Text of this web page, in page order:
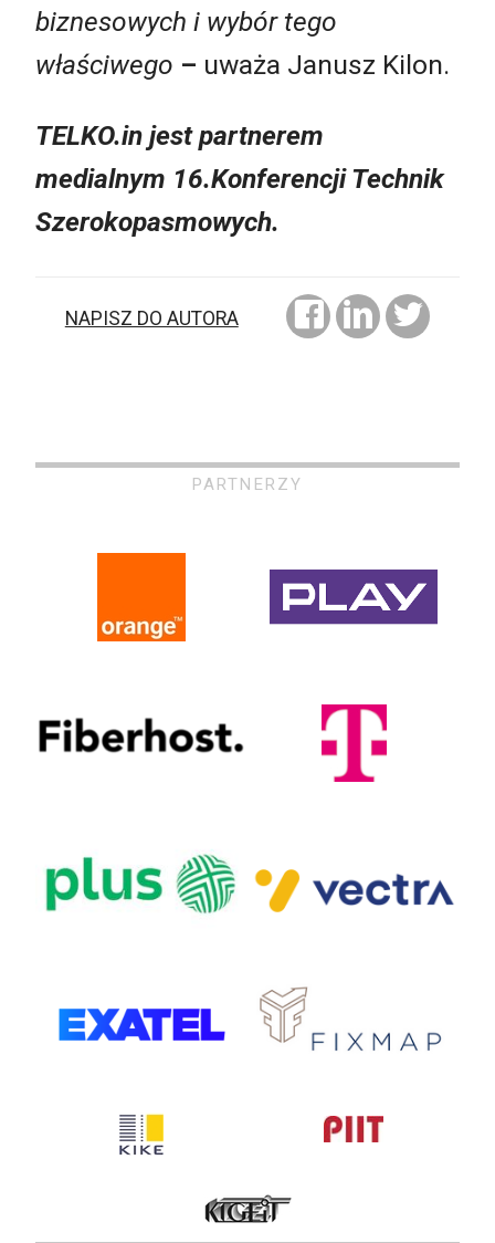
biznesowych i wybór tego
właściwego – uważa Janusz Kilon.
TELKO.in jest partnerem
medialnym 16.Konferencji Technik
Szerokopasmowych.
NAPISZ DO AUTORA
PARTNERZY